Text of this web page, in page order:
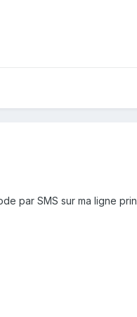
par SMS sur ma ligne